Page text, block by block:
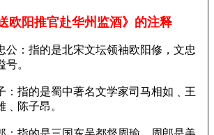
送欧阳推官赴华州监酒》的注释
：指的是北宋文坛领袖欧阳修，文忠
号。
指的是蜀中著名文学家司马相如﹑王
﹑陈子昂。